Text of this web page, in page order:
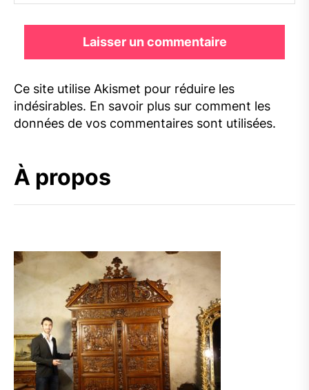
Ce site utilise Akismet pour réduire les
indésirables. En savoir plus sur comment les
données de vos commentaires sont utilisées.
À propos